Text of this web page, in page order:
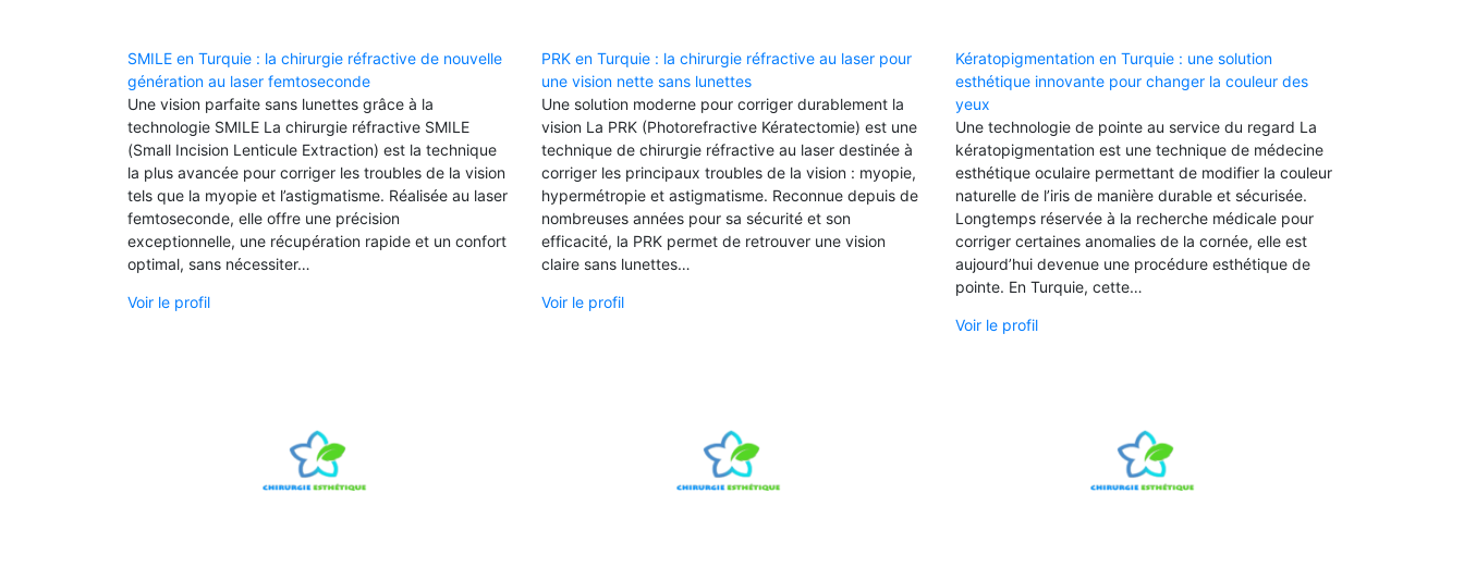
SMILE en Turquie : la chirurgie réfractive de nouvelle
génération au laser femtoseconde
Une vision parfaite sans lunettes grâce à la
technologie SMILE La chirurgie réfractive SMILE
(Small Incision Lenticule Extraction) est la technique
la plus avancée pour corriger les troubles de la vision
tels que la myopie et l’astigmatisme. Réalisée au laser
femtoseconde, elle offre une précision
exceptionnelle, une récupération rapide et un confort
optimal, sans nécessiter…
Voir le profil
PRK en Turquie : la chirurgie réfractive au laser pour
une vision nette sans lunettes
Une solution moderne pour corriger durablement la
vision La PRK (Photorefractive Kératectomie) est une
technique de chirurgie réfractive au laser destinée à
corriger les principaux troubles de la vision : myopie,
hypermétropie et astigmatisme. Reconnue depuis de
nombreuses années pour sa sécurité et son
efficacité, la PRK permet de retrouver une vision
claire sans lunettes…
Voir le profil
Kératopigmentation en Turquie : une solution
esthétique innovante pour changer la couleur des
yeux
Une technologie de pointe au service du regard La
kératopigmentation est une technique de médecine
esthétique oculaire permettant de modifier la couleur
naturelle de l’iris de manière durable et sécurisée.
Longtemps réservée à la recherche médicale pour
corriger certaines anomalies de la cornée, elle est
aujourd’hui devenue une procédure esthétique de
pointe. En Turquie, cette…
Voir le profil